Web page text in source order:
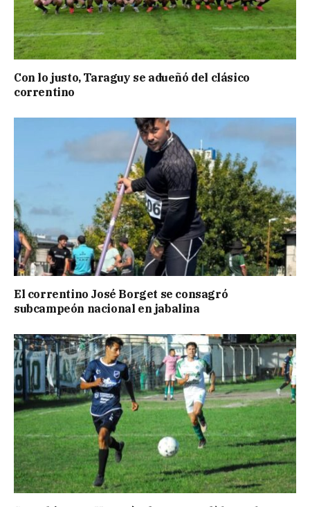
Con lo justo, Taraguy se adueñó del clásico
correntino
El correntino José Borget se consagró
subcampeón nacional en jabalina